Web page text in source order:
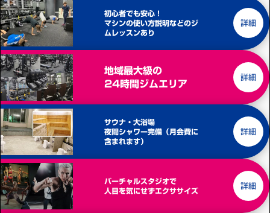
初心者でも安心！
マシンの使い方説明などのジ
ムレッスンあり
詳細
地域最大級の
24時間ジムエリア 詳細
サウナ・大浴場
夜間シャワー完備（月会費に
含まれます）
詳細
バーチャルスタジオで
人目を気にせずエクササイズ 詳細